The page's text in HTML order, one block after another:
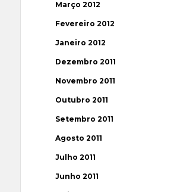
Março 2012
Fevereiro 2012
Janeiro 2012
Dezembro 2011
Novembro 2011
Outubro 2011
Setembro 2011
Agosto 2011
Julho 2011
Junho 2011